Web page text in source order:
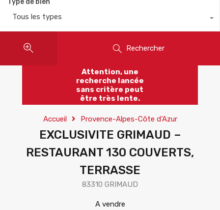
Type de bien
Tous les types
Rechercher
Attention, une
recherche lancée
sans critère peut
être très lente.
Accueil Provence-Alpes-Côte d’Azur
EXCLUSIVITE GRIMAUD –
RESTAURANT 130 COUVERTS,
TERRASSE
83310 GRIMAUD
A vendre